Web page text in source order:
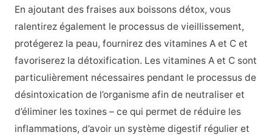
En ajoutant des fraises aux boissons détox, vous
ralentirez également le processus de vieillissement,
protégerez la peau, fournirez des vitamines A et C et
favoriserez la détoxification. Les vitamines A et C sont
particulièrement nécessaires pendant le processus de
désintoxication de l’organisme afin de neutraliser et
d’éliminer les toxines – ce qui permet de réduire les
inflammations, d’avoir un système digestif régulier et